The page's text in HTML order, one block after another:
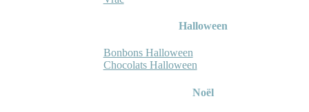
Halloween
Bonbons Halloween
Chocolats Halloween
Noël